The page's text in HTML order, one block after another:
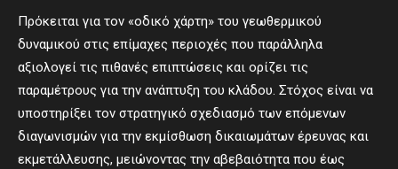
Πρόκειται για τον «οδικό χάρτη» του γεωθερμικού
δυναμικού στις επίμαχες περιοχές που παράλληλα
αξιολογεί τις πιθανές επιπτώσεις και ορίζει τις
παραμέτρους για την ανάπτυξη του κλάδου. Στόχος είναι να
υποστηρίξει τον στρατηγικό σχεδιασμό των επόμενων
διαγωνισμών για την εκμίσθωση δικαιωμάτων έρευνας και
εκμετάλλευσης, μειώνοντας την αβεβαιότητα που έως